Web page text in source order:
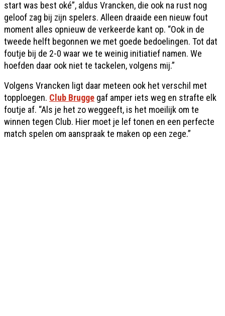
start was best oké”, aldus Vrancken, die ook na rust nog
geloof zag bij zijn spelers. Alleen draaide een nieuw fout
moment alles opnieuw de verkeerde kant op. “Ook in de
tweede helft begonnen we met goede bedoelingen. Tot dat
foutje bij de 2-0 waar we te weinig initiatief namen. We
hoefden daar ook niet te tackelen, volgens mij.”
Volgens Vrancken ligt daar meteen ook het verschil met
topploegen. Club Brugge gaf amper iets weg en strafte elk
foutje af. “Als je het zo weggeeft, is het moeilijk om te
winnen tegen Club. Hier moet je lef tonen en een perfecte
match spelen om aanspraak te maken op een zege.”